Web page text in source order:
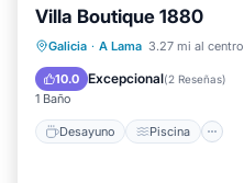
Villa Boutique 1880
Galicia · A Lama 3.27 mi al centro
10.0 Excepcional(2 Reseñas)
1 Baño
Desayuno Piscina
Desayuno Piscina
Balcón/Terraza